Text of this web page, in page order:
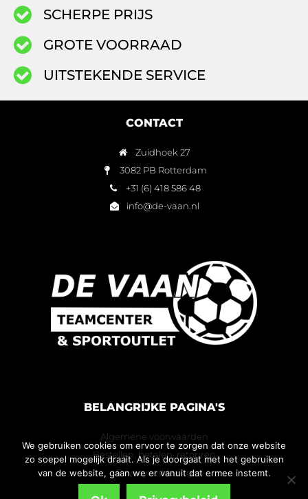
SCHERPE PRIJS
GROTE VOORRAAD
UITSTEKENDE SERVICE
CONTACT
Zuidhoek 27
3082 PB Rotterdam
+31 (6) 418 586 48
info@de-vaan.nl
BELANGRIJKE PAGINA'S
Algemene voorwaarden
Bestellen, betalen, retouren
Privacyverklaring
We gebruiken cookies om ervoor te zorgen dat onze website
zo soepel mogelijk draait. Als je doorgaat met het gebruiken
van de website, gaan we er vanuit dat ermee instemt.